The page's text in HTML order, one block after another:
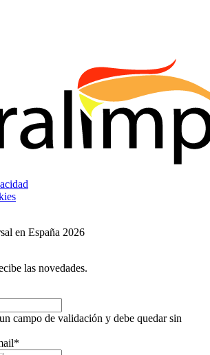
en España 2026
las novedades.
campo de validación y debe quedar sin
*